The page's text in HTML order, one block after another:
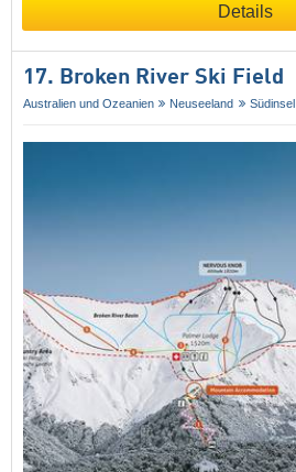
Details
17. Broken River Ski Field
Australien und Ozeanien Neuseeland Südinsel